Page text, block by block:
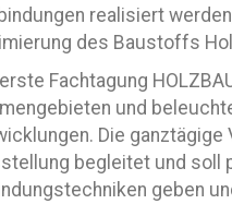
realisiert
des Baustoffs
Fachtagung
und
Die
begleitet und soll
geben